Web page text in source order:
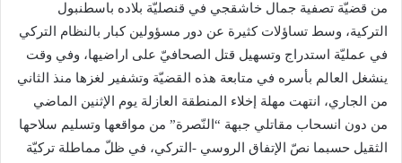
من قضيّة تصفية ​جمال خاشقجي​ في قنصليّة بلاده ب​اسطنبول​
التركية، وسط تساؤلات كثيرة عن دور مسؤولين كبار بالنظام التركي
في عمليّة استدراج وتسهيل قتل الصحافيّ على اراضيها، وفي وقت
ينشغل العالم بأسره في متابعة هذه القضيّة وتشفير لغزها منذ الثاني
من الجاري، انتهت مهلة إخلاء المنطقة العازلة يوم الإثنين الماضي
من دون انسحاب مقاتلي جبهة “النّصرة” من مواقعها وتسليم سلاحها
الثقيل حسبما نصّ الإتفاق الروسي -التركي، في ظلّ مماطلة تركيّة